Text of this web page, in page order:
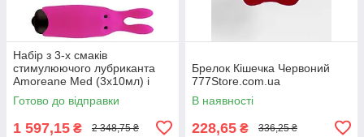
Набір з 3-х смаків
стимулюючого лубриканта
Amoreane Med (3х10мл) і
вибропули Adrien Lastic Pink
777Store.com.ua
Готово до відправки
1 597,15 ₴ 2 348,75 ₴
Брелок Кішечка Червоний
777Store.com.ua
В наявності
228,65 ₴ 336,25 ₴